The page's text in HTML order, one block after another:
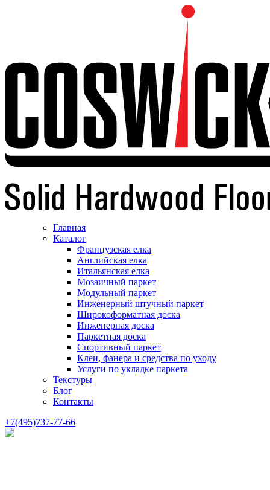
Главная
Каталог
Французская елка
Английская елка
Итальянская елка
Мозаичный паркет
Модульный паркет
Инженерный штучный паркет
Широкоформатная доска
Инженерная доска
Паркетная доска
Спортивный паркет
Клеи, фанера и средства по уходу
Услуги по укладке паркета
Текстуры
Блог
Контакты
+7(495)737-77-66